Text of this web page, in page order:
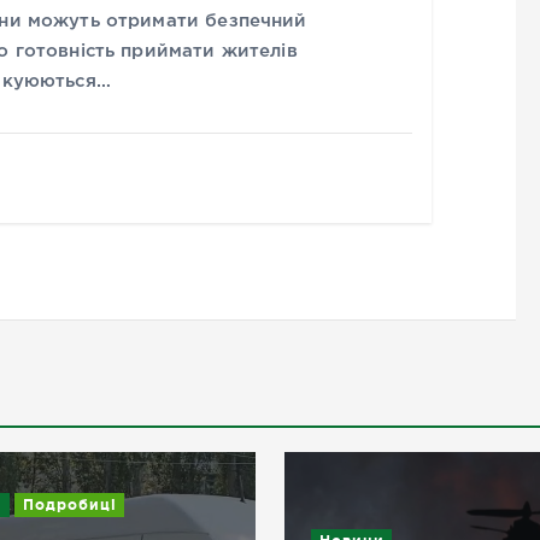
можуть отримати безпечний
готовність приймати жителів